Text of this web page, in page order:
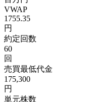
VWAP
1755.35
円
約定回数
60
回
売買最低代金
175,300
円
単元株数